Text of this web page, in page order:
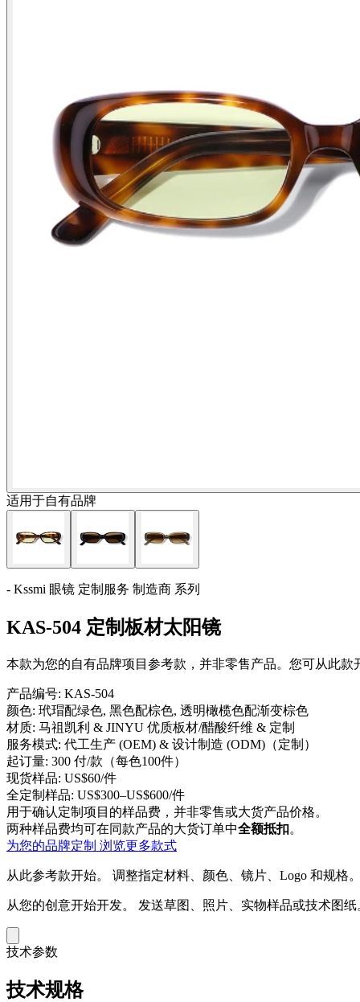
适用于自有品牌
- Kssmi 眼镜 定制服务 制造商 系列
KAS-504 定制板材太阳镜
本款为您的自有品牌项目参考款，并非零售产品。您可从此
产品编号: KAS-504
颜色: 玳瑁配绿色, 黑色配棕色, 透明橄榄色配渐变棕色
材质: 马祖凯利 & JINYU 优质板材/醋酸纤维 & 定制
服务模式: 代工生产 (OEM) & 设计制造 (ODM)（定制）
起订量: 300 付/款（每色100件）
现货样品: US$60/件
全定制样品: US$300–US$600/件
用于确认定制项目的样品费，并非零售或大货产品价格。
两种样品费均可在同款产品的大货订单中全额抵扣。
为您的品牌定制 浏览更多款式
从此参考款开始。 调整指定材料、颜色、镜片、Logo 和规格
从您的创意开始开发。 发送草图、照片、实物样品或技术图纸
技术参数
技术规格